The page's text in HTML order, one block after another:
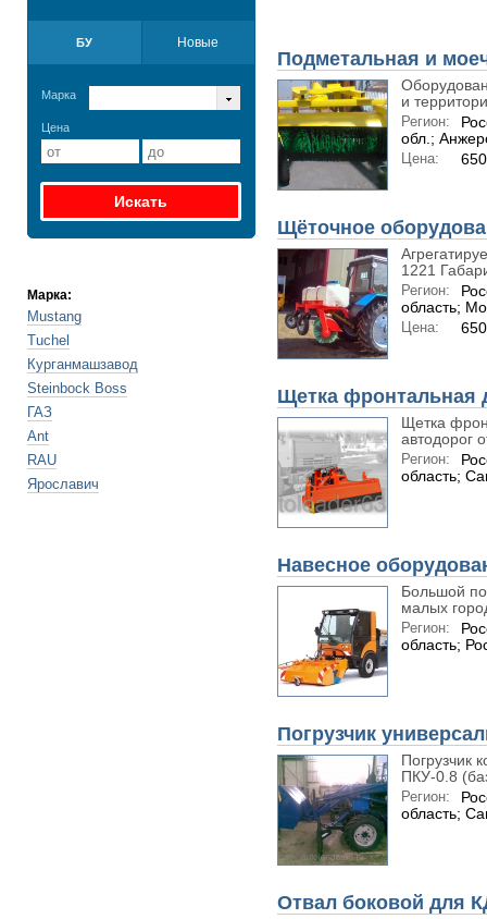
БУ Новые
Марка
Цена
Марка:
Mustang
Tuchel
Курганмашзавод
Steinbock Boss
ГАЗ
Ant
RAU
Ярославич
Подметальная и
и
Регион:
обл.;
Цена:
Щёточное
1221
Регион:
область;
Цена:
Щетка фронтальная
Щетка
автодорог
Регион:
область;
Навесное
Большой
малых
Регион:
область;
Погрузчик
Погрузчик
ПКУ-0.8
Регион:
область;
Отвал боковой для